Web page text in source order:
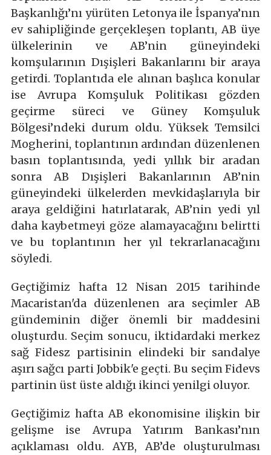
Başkanlığı’nı yürüten Letonya ile İspanya’nın
ev sahipliğinde gerçekleşen toplantı, AB üye
ülkelerinin ve AB’nin güneyindeki
komşularının Dışişleri Bakanlarını bir araya
getirdi. Toplantıda ele alınan başlıca konular
ise Avrupa Komşuluk Politikası gözden
geçirme süreci ve Güney Komşuluk
Bölgesi’ndeki durum oldu. Yüksek Temsilci
Mogherini, toplantının ardından düzenlenen
basın toplantısında, yedi yıllık bir aradan
sonra AB Dışişleri Bakanlarının AB’nin
güneyindeki ülkelerden mevkidaşlarıyla bir
araya geldiğini hatırlatarak, AB’nin yedi yıl
daha kaybetmeyi göze alamayacağını belirtti
ve bu toplantının her yıl tekrarlanacağını
söyledi.
Geçtiğimiz hafta 12 Nisan 2015 tarihinde
Macaristan'da düzenlenen ara seçimler AB
gündeminin diğer önemli bir maddesini
oluşturdu. Seçim sonucu, iktidardaki merkez
sağ Fidesz partisinin elindeki bir sandalye
aşırı sağcı parti Jobbik'e geçti. Bu seçim Fidevs
partinin üst üste aldığı ikinci yenilgi oluyor.
Geçtiğimiz hafta AB ekonomisine ilişkin bir
gelişme ise Avrupa Yatırım Bankası’nın
açıklaması oldu. AYB, AB’de oluşturulması